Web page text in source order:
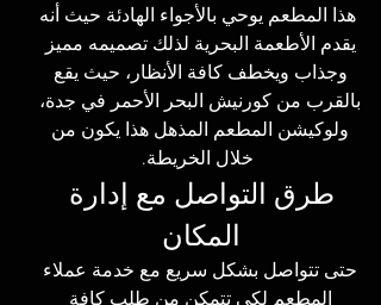
هذا المطعم يوحي بالأجواء الهادئة حيث أنه
يقدم الأطعمة البحرية لذلك تصميمه مميز
وجذاب ويخطف كافة الأنظار، حيث يقع
بالقرب من كورنيش البحر الأحمر في جدة،
ولوكيشن المطعم المذهل هذا يكون من
خلال الخريطة.
طرق التواصل مع إدارة
المكان
حتى تتواصل بشكل سريع مع خدمة عملاء
المطعم لكي تتمكن من طلب كافة